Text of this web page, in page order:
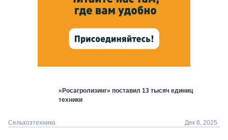
«Росагролизинг» поставил 13 тысяч единиц
техники
Сельхозтехника Дек 8, 2025